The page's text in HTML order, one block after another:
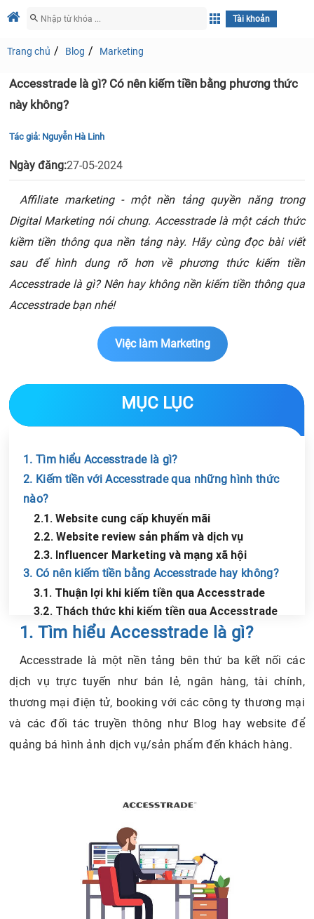
Tài khoản
Trang chủ Blog Marketing
Accesstrade là gì? Có nên kiếm tiền bằng phương thức
này không?
Tác giả: Nguyễn Hà Linh
Ngày đăng:27-05-2024
Affiliate marketing - một nền tảng quyền năng trong
Digital Marketing nói chung. Accesstrade là một cách thức
kiềm tiền thông qua nền tảng này. Hãy cùng đọc bài viết
sau để hình dung rõ hơn về phương thức kiếm tiền
Accesstrade là gì? Nên hay không nền kiếm tiền thông qua
Accesstrade bạn nhé!
Việc làm Marketing
MỤC LỤC
1. Tìm hiểu Accesstrade là gì?
2. Kiếm tiền với Accesstrade qua những hình thức
nào?
2.1. Website cung cấp khuyến mãi
2.2. Website review sản phẩm và dịch vụ
2.3. Influencer Marketing và mạng xã hội
3. Có nên kiếm tiền bằng Accesstrade hay không?
3.1. Thuận lợi khi kiếm tiền qua Accesstrade
3.2. Thách thức khi kiếm tiền qua Accesstrade
Chia sẻ tin với bạn bè
1. Tìm hiểu Accesstrade là gì?
Accesstrade là một nền tảng bên thứ ba kết nối các
dịch vụ trực tuyến như bán lẻ, ngân hàng, tài chính,
thương mại điện tử, booking với các công ty thương mại
và các đối tác truyền thông như Blog hay website để
quảng bá hình ảnh dịch vụ/sản phẩm đến khách hàng.